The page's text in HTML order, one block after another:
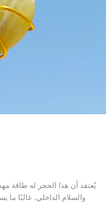
يُعتقد أن هذا الحجر له طاقة
والسلام الداخلي. غالبًا